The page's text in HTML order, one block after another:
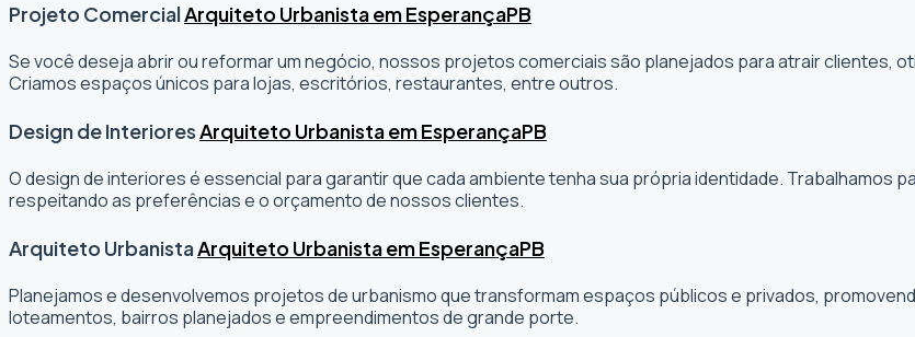
Projeto ComercialArquiteto Urbanista em EsperançaPB
Se você deseja abrir ou reformar um negócio, nossos projetos comerciais são planejados para atrair clientes,
Criamos espaços únicos para lojas, escritórios, restaurantes, entre outros.
Design de InterioresArquiteto Urbanista em EsperançaPB
O design de interiores é essencial para garantir que cada ambiente tenha sua própria identidade. Trabalhamos
respeitando as preferências e o orçamento de nossos clientes.
Arquiteto UrbanistaArquiteto Urbanista em EsperançaPB
Planejamos e desenvolvemos projetos de urbanismo que transformam espaços públicos e privados,
loteamentos, bairros planejados e empreendimentos de grande porte.